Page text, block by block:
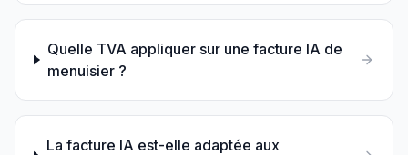
Quelle TVA appliquer sur une facture IA de
menuisier ?
La facture IA est-elle adaptée aux